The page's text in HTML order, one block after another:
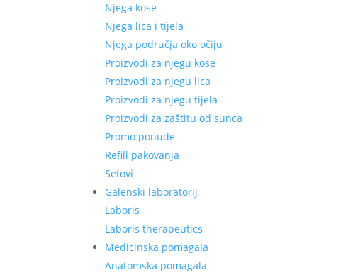
Njega kose
Njega lica i tijela
Njega područja oko očiju
Proizvodi za njegu kose
Proizvodi za njegu lica
Proizvodi za njegu tijela
Proizvodi za zaštitu od sunca
Promo ponude
Refill pakovanja
Setovi
Galenski laboratorij
Laboris
Laboris therapeutics
Medicinska pomagala
Anatomska pomagala